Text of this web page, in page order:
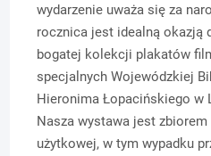
wydarzenie uważa się za
rocznica jest idealną okazją
bogatej kolekcji plakatów
specjalnych Wojewódzkiej
Hieronima Łopacińskiego w
Nasza wystawa jest zbiorem
użytkowej, w tym wypadku